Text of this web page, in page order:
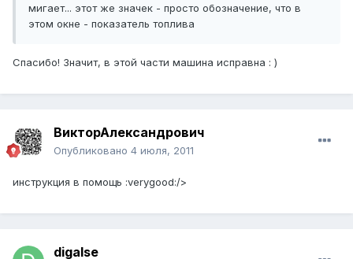
мигает... этот же значек - просто обозначение, что в
этом окне - показатель топлива
Спасибо! Значит, в этой части машина исправна : )
ВикторАлександрович
Опубликовано 4 июля, 2011
инструкция в помощь :verygood:/>
digalse